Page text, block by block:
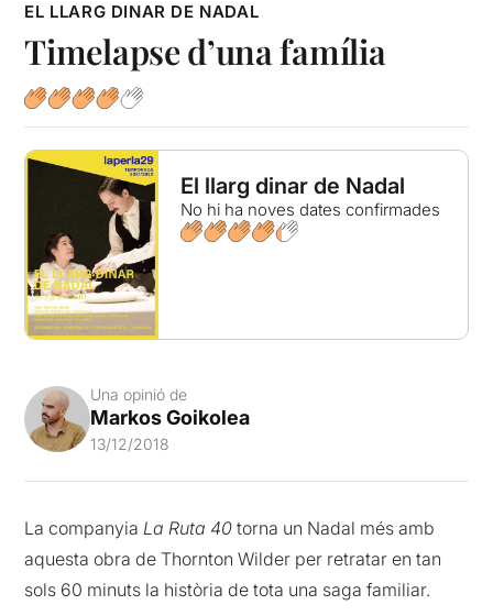
EL LLARG DINAR DE NADAL
Timelapse d’una família
El llarg dinar de Nadal
No hi ha noves dates confirmades
Una opinió de
Markos Goikolea
13/12/2018
La companyiaLa Ruta 40 torna un Nadal més amb
aquesta obra de Thornton Wilder per retratar en tan
sols 60 minuts la història de tota una saga familiar.